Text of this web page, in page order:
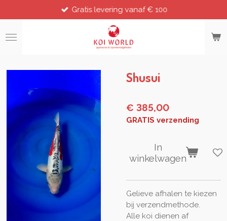
direct
naar
de
Gratis levering vanaf € 100
Shusui
€ 385,00
GRATIS verzending
In
winkelwagen
Gelieve afhalen te kiezen
bij verzendmethode.
Alle koi dienen af